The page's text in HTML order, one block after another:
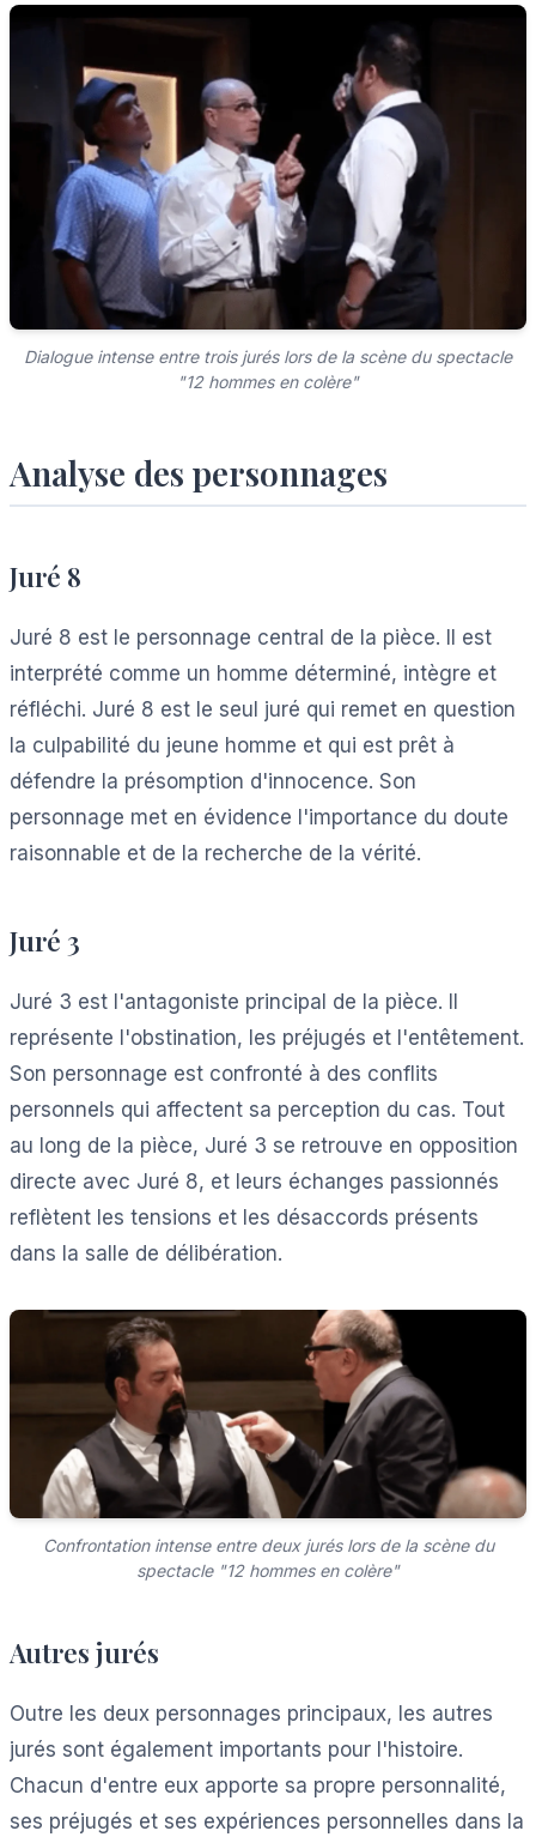
Dialogue intense entre trois jurés lors de la scène du spectacle
"12 hommes en colère"
Analyse des personnages
Juré 8
Juré 8 est le personnage central de la pièce. Il est
interprété comme un homme déterminé, intègre et
réfléchi. Juré 8 est le seul juré qui remet en question
la culpabilité du jeune homme et qui est prêt à
défendre la présomption d'innocence. Son
personnage met en évidence l'importance du doute
raisonnable et de la recherche de la vérité.
Juré 3
Juré 3 est l'antagoniste principal de la pièce. Il
représente l'obstination, les préjugés et l'entêtement.
Son personnage est confronté à des conflits
personnels qui affectent sa perception du cas. Tout
au long de la pièce, Juré 3 se retrouve en opposition
directe avec Juré 8, et leurs échanges passionnés
reflètent les tensions et les désaccords présents
dans la salle de délibération.
Confrontation intense entre deux jurés lors de la scène du
spectacle "12 hommes en colère"
Autres jurés
Outre les deux personnages principaux, les autres
jurés sont également importants pour l'histoire.
Chacun d'entre eux apporte sa propre personnalité,
ses préjugés et ses expériences personnelles dans la